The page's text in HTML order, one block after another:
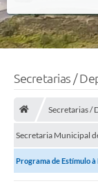
Secretarias /
Secretarias /
Secretaria Municipal
Programa de Estímulo